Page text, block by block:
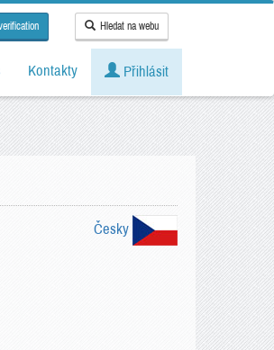
Hledat na webu
Kontakty Přihlásit
Česky